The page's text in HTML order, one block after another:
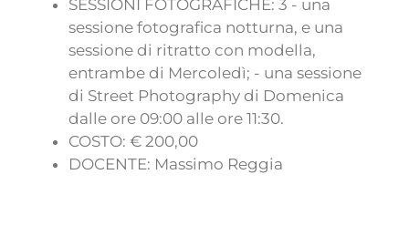
SESSIONI FOTOGRAFICHE: 3 - una
sessione fotografica notturna, e una
sessione di ritratto con modella,
entrambe di Mercoledì; - una sessione
di Street Photography di Domenica
dalle ore 09:00 alle ore 11:30.
COSTO: € 200,00
DOCENTE: Massimo Reggia